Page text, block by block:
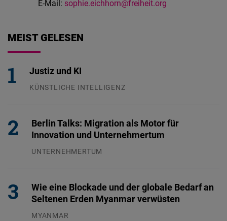
E-Mail: sophie.eichhorn@freiheit.org
MEIST GELESEN
Justiz und KI
KÜNSTLICHE INTELLIGENZ
Berlin Talks: Migration als Motor für
Innovation und Unternehmertum
UNTERNEHMERTUM
Wie eine Blockade und der globale Bedarf an
Seltenen Erden Myanmar verwüsten
MYANMAR